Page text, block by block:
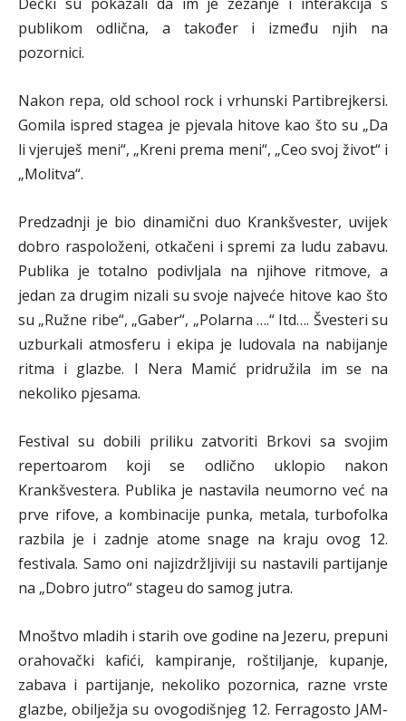
publikom odlična, a također i između njih na
pozornici.
Nakon repa, old school rock i vrhunski Partibrejkersi.
Gomila ispred stagea je pjevala hitove kao što su „Da
li vjeruješ meni“, „Kreni prema meni“, „Ceo svoj život“ i
„Molitva“.
Predzadnji je bio dinamični duo Krankšvester, uvijek
dobro raspoloženi, otkačeni i spremi za ludu zabavu.
Publika je totalno podivljala na njihove ritmove, a
jedan za drugim nizali su svoje najveće hitove kao što
su „Ružne ribe“, „Gaber“, „Polarna ….“ Itd…. Švesteri su
uzburkali atmosferu i ekipa je ludovala na nabijanje
ritma i glazbe. I Nera Mamić pridružila im se na
nekoliko pjesama.
Festival su dobili priliku zatvoriti Brkovi sa svojim
repertoarom koji se odlično uklopio nakon
Krankšvestera. Publika je nastavila neumorno već na
prve rifove, a kombinacije punka, metala, turbofolka
razbila je i zadnje atome snage na kraju ovog 12.
festivala. Samo oni najizdržljiviji su nastavili partijanje
na „Dobro jutro“ stageu do samog jutra.
Mnoštvo mladih i starih ove godine na Jezeru, prepuni
orahovački kafići, kampiranje, roštiljanje, kupanje,
zabava i partijanje, nekoliko pozornica, razne vrste
glazbe, obilježja su ovogodišnjeg 12. Ferragosto JAM-